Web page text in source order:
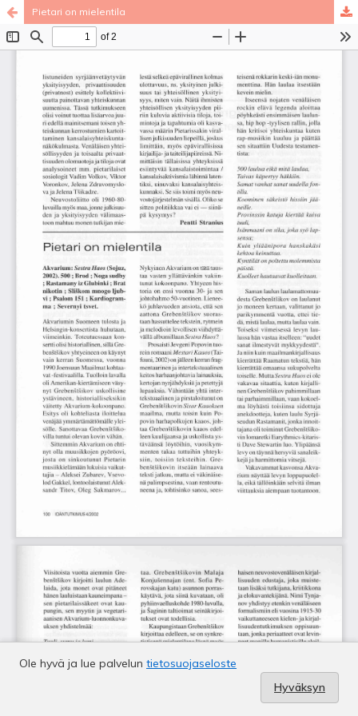
Pietari on mielentila
Ole hyvä ja lue palvelun tietosuojaseloste
Hyväksyn
Palvelua ylläpitää Tieteellisten seurain valtuuskunta